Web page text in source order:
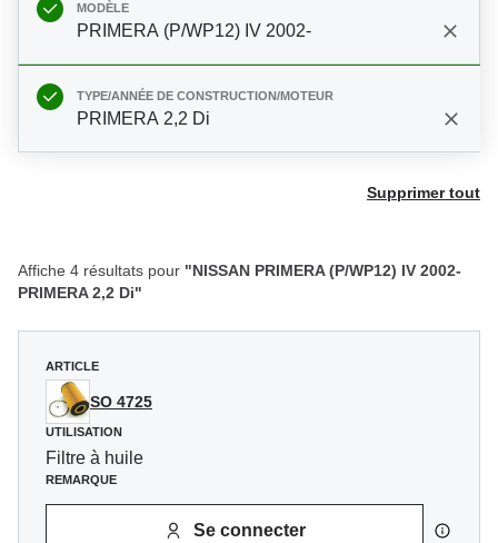
MODÈLE
PRIMERA (P/WP12) IV 2002-
TYPE/ANNÉE DE CONSTRUCTION/MOTEUR
PRIMERA 2,2 Di
Supprimer tout
Affiche 4 résultats pour "NISSAN PRIMERA (P/WP12) IV 2002-
PRIMERA 2,2 Di"
ARTICLE
SO 4725
UTILISATION
Filtre à huile
REMARQUE
Se connecter